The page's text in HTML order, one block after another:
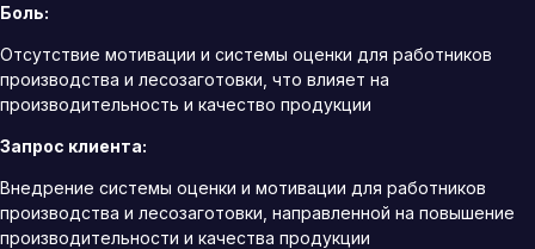
Боль:
Отсутствие мотивации и системы оценки для работников
производства и лесозаготовки, что влияет на
производительность и качество продукции
Запрос клиента:
Внедрение системы оценки и мотивации для работников
производства и лесозаготовки, направленной на повышение
производительности и качества продукции